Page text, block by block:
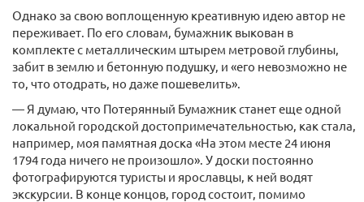
Однако за свою воплощенную креативную идею автор не
переживает. По его словам, бумажник выкован в
комплекте с металлическим штырем метровой глубины,
забит в землю и бетонную подушку, и «его невозможно не
то, что отодрать, но даже пошевелить».
— Я думаю, что Потерянный Бумажник станет еще одной
локальной городской достопримечательностью, как стала,
например, моя памятная доска «На этом месте 24 июня
1794 года ничего не произошло». У доски постоянно
фотографируются туристы и ярославцы, к ней водят
экскурсии. В конце концов, город состоит, помимо